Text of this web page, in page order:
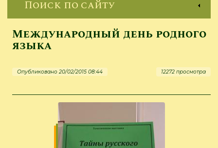
Поиск по сайту
Международный день родного
языка
Опубликовано 20/02/2015 08:44 12272 просмотра